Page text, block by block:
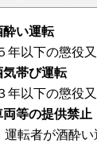
酔い運転
以下の懲役又
気帯び運転
以下の懲役又
両等の提供禁止
転者が酒酔い